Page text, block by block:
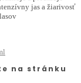
jas a žiarivosť
na stránku